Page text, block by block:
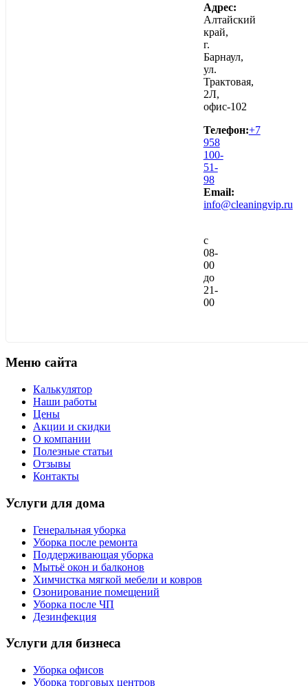
Адрес:
Алтайский
край,
г.
Барнаул,
ул.
Трактовая,
2Л,
офис-102
Телефон:+7
958
100-
51-
98
Email:
info@cleaningvip.ru
с
08-
00
до
21-
00
Меню сайта
Калькулятор
Наши работы
Цены
Акции и скидки
О компании
Полезные статьи
Отзывы
Контакты
Услуги для дома
Генеральная уборка
Уборка после ремонта
Поддерживающая уборка
Мытьё окон и балконов
Химчистка мягкой мебели и ковров
Озонирование помещений
Уборка после ЧП
Дезинфекция
Услуги для бизнеса
Уборка офисов
Уборка торговых центров